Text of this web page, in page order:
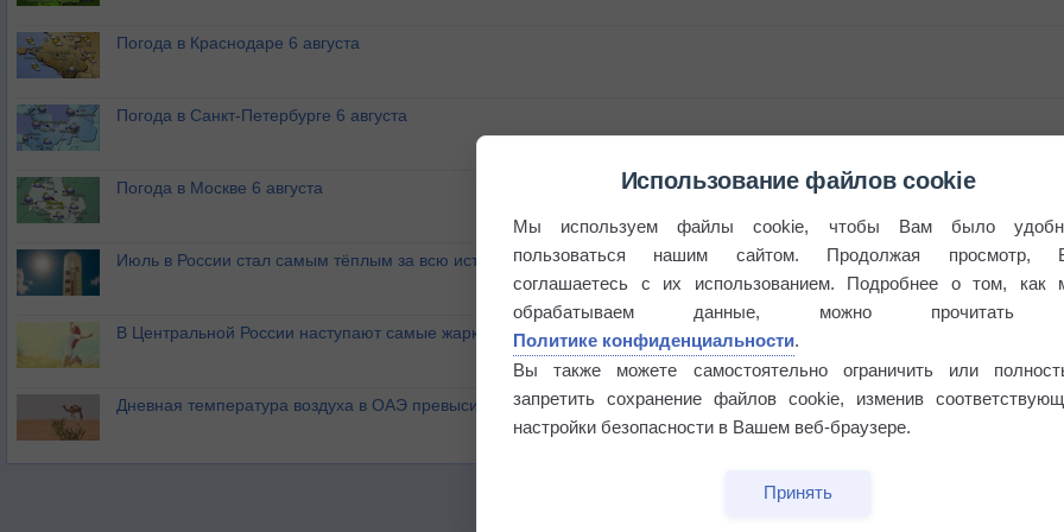
Погода в Краснодаре 6 августа
Погода в Санкт-Петербурге 6 августа
Погода в Москве 6 августа
Июль в России стал самым тёплым за всю историю
В Центральной России наступают самые жаркие дни этого лета
Дневная температура воздуха в ОАЭ превысила +51°
Использование файлов cookie
Мы используем файлы cookie, чтобы Вам было
пользоваться нашим сайтом. Продолжая просмотр,
соглашаетесь с их использованием. Подробнее о том, как
обрабатываем данные, можно прочитать
Политике конфиденциальности.
Вы также можете самостоятельно ограничить или
запретить сохранение файлов cookie, изменив
настройки безопасности в Вашем веб-браузере.
Принять